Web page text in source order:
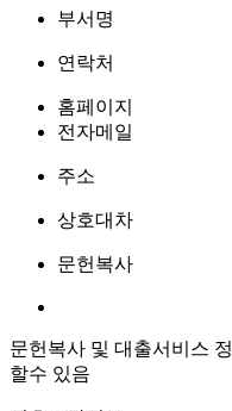
부서명
연락처
홈페이지
전자메일
주소
상호대차
문헌복사
문헌복사 및 대출서비스
할수 있음